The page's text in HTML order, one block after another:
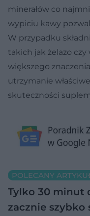
minerałów co
wypiciu kawy
W przypadku
takich jak żelazo
większego
utrzymanie
skuteczności
POLECANY
Tylko 30 minut
zacznie szybko